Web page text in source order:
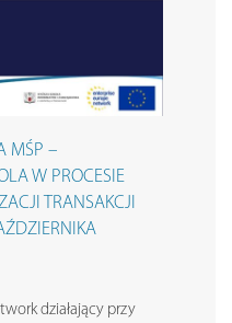
MŚP –
W PROCESIE
TRANSAKCJI
działający przy